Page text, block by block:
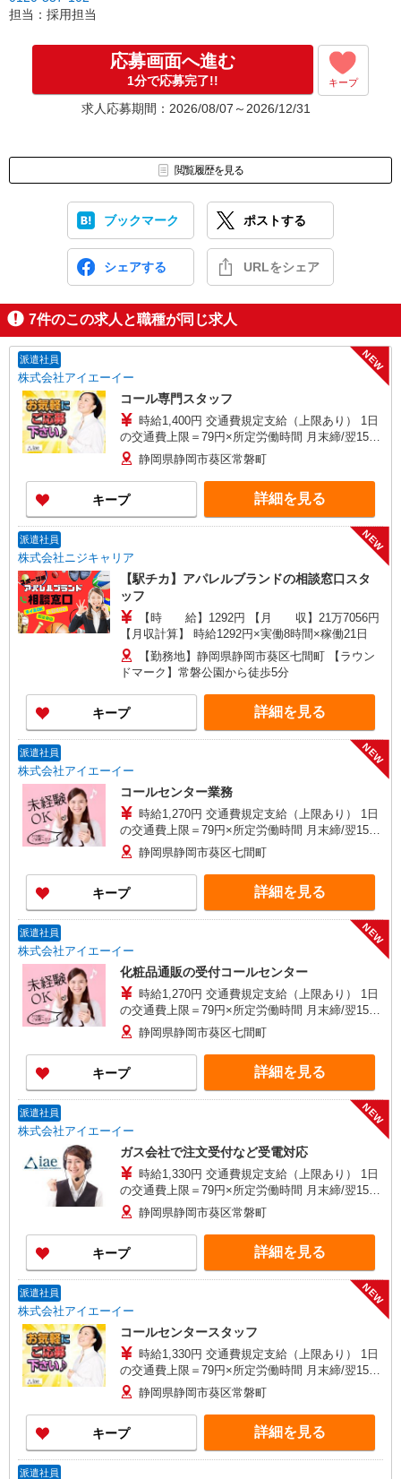
担当：採用担当
応募画面へ進む
1分で応募完了!! キープ
求人応募期間：2026/08/07～2026/12/31
閲覧履歴を見る
ブックマーク ポストする
シェアする URLをシェア
7件のこの求人と職種が同じ求人
派遣社員
株式会社アイエーイー
NEW
コール専門スタッフ
時給1,400円 交通費規定支給（上限あり） 1日
の交通費上限＝79円×所定労働時間 月末締/翌15日
払 静岡県静岡市葵区常磐町
キープ 詳細を見る
派遣社員
株式会社ニジキャリア
NEW
【駅チカ】アパレルブランドの相談窓口スタ
ッフ
【時 給】1292円 【月 収】21万7056円
【月収計算】 時給1292円×実働8時間×稼働21日
【勤務地】静岡県静岡市葵区七間町 【ラウン
ドマーク】常磐公園から徒歩5分
キープ 詳細を見る
派遣社員
株式会社アイエーイー
NEW
コールセンター業務
時給1,270円 交通費規定支給（上限あり） 1日
の交通費上限＝79円×所定労働時間 月末締/翌15日
払 静岡県静岡市葵区七間町
キープ 詳細を見る
派遣社員
株式会社アイエーイー
NEW
化粧品通販の受付コールセンター
時給1,270円 交通費規定支給（上限あり） 1日
の交通費上限＝79円×所定労働時間 月末締/翌15日
払 静岡県静岡市葵区七間町
キープ 詳細を見る
派遣社員
株式会社アイエーイー
NEW
ガス会社で注文受付など受電対応
時給1,330円 交通費規定支給（上限あり） 1日
の交通費上限＝79円×所定労働時間 月末締/翌15日
払 静岡県静岡市葵区常磐町
キープ 詳細を見る
派遣社員
株式会社アイエーイー
NEW
コールセンタースタッフ
時給1,330円 交通費規定支給（上限あり） 1日
の交通費上限＝79円×所定労働時間 月末締/翌15日
払 静岡県静岡市葵区常磐町
キープ 詳細を見る
派遣社員